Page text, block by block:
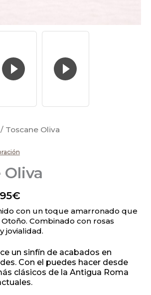
/ Toscane Oliva
Oliva
€
con un toque amarronado que
Combinado con rosas
jovialidad.
un sinfín de acabados en
Con el puedes hacer desde
clásicos de la Antigua Roma